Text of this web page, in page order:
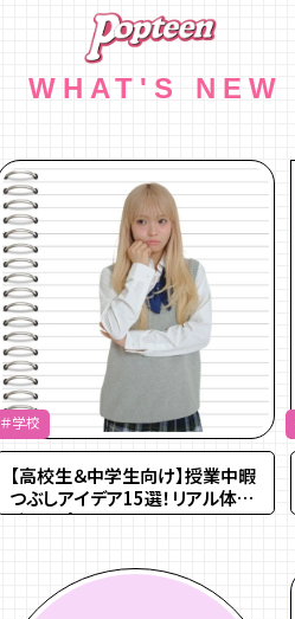
WHAT'S NEW
＃学校
【高校生＆中学生向け】授業中暇
つぶしアイデア15選！リアル体験
談も紹介